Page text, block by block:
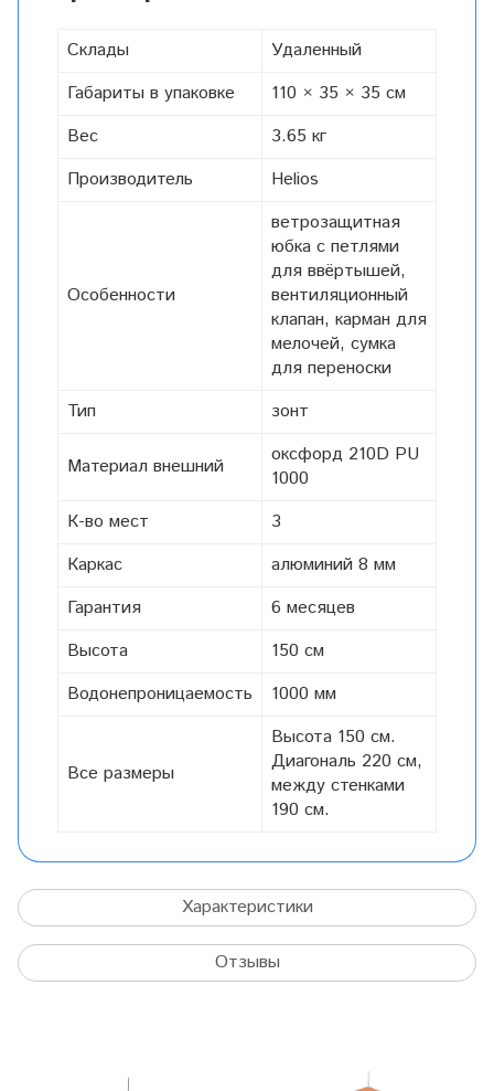
Склады
Удаленный
Габариты в упаковке
110 × 35 × 35 см
Вес
3.65 кг
Производитель
Helios
Особенности
ветрозащитная
юбка с петлями
для ввёртышей,
вентиляционный
клапан, карман для
мелочей, сумка
для переноски
Тип
зонт
Материал внешний
оксфорд 210D PU
1000
К-во мест
3
Каркас
алюминий 8 мм
Гарантия
6 месяцев
Высота
150 см
Водонепроницаемость
1000 мм
Все размеры
Высота 150 см.
Диагональ 220 см,
между стенками
190 см.
Характеристики
Отзывы